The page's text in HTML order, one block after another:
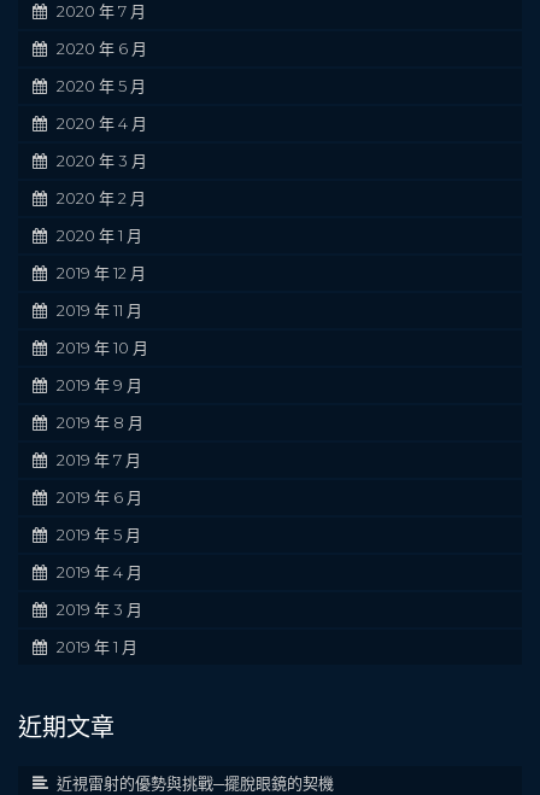
2020 年 7 月
2020 年 6 月
2020 年 5 月
2020 年 4 月
2020 年 3 月
2020 年 2 月
2020 年 1 月
2019 年 12 月
2019 年 11 月
2019 年 10 月
2019 年 9 月
2019 年 8 月
2019 年 7 月
2019 年 6 月
2019 年 5 月
2019 年 4 月
2019 年 3 月
2019 年 1 月
近期文章
近視雷射的優勢與挑戰─擺脫眼鏡的契機